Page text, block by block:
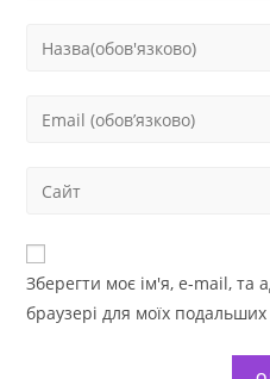
Зберегти моє ім'я, e-mail, та
браузері для моїх